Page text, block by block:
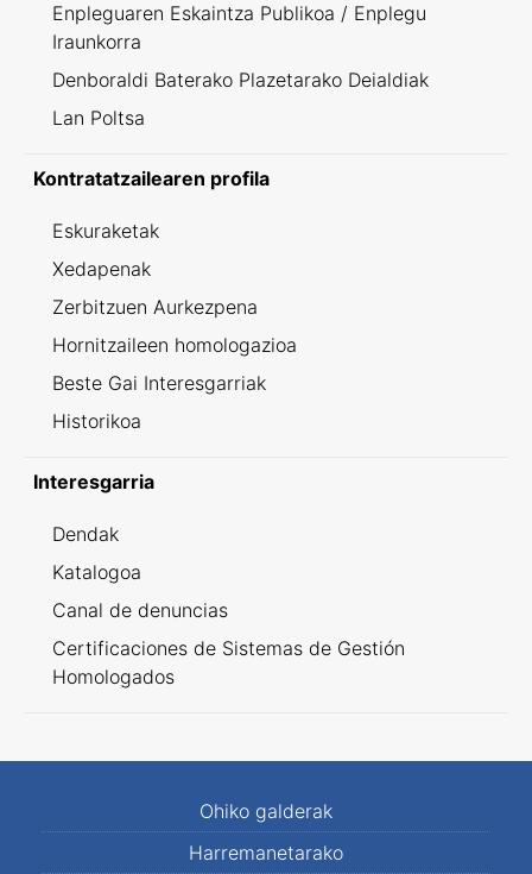
Enpleguaren Eskaintza Publikoa / Enplegu
Iraunkorra
Denboraldi Baterako Plazetarako Deialdiak
Lan Poltsa
Kontratatzailearen profila
Eskuraketak
Xedapenak
Zerbitzuen Aurkezpena
Hornitzaileen homologazioa
Beste Gai Interesgarriak
Historikoa
Interesgarria
Dendak
Katalogoa
Canal de denuncias
Certificaciones de Sistemas de Gestión
Homologados
Ohiko galderak
Harremanetarako